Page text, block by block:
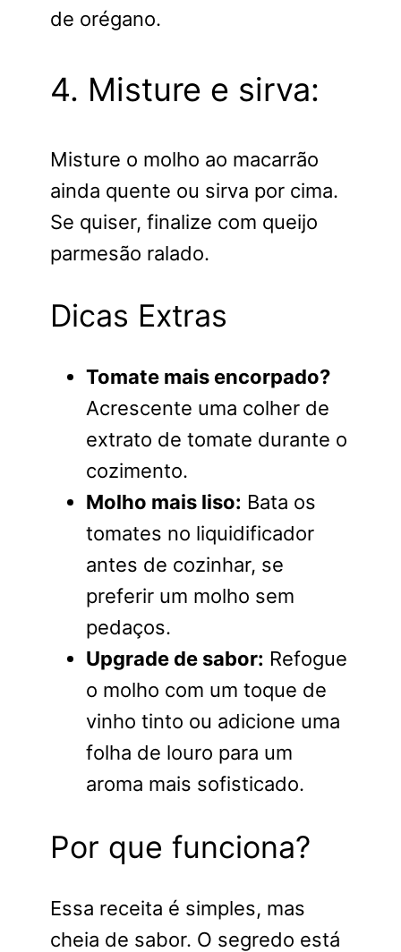
de orégano.
4. Misture e sirva:
Misture o molho ao macarrão
ainda quente ou sirva por cima.
Se quiser, finalize com queijo
parmesão ralado.
Dicas Extras
Tomate mais encorpado?
Acrescente uma colher de
extrato de tomate durante o
cozimento.
Molho mais liso: Bata os
tomates no liquidificador
antes de cozinhar, se
preferir um molho sem
pedaços.
Upgrade de sabor: Refogue
o molho com um toque de
vinho tinto ou adicione uma
folha de louro para um
aroma mais sofisticado.
Por que funciona?
Essa receita é simples, mas
cheia de sabor. O segredo está